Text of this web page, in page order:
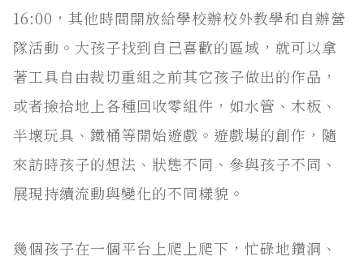
16:00，其他時間開放給學校辦校外教學和自辦營
隊活動。大孩子找到自己喜歡的區域，就可以拿
著工具自由裁切重組之前其它孩子做出的作品，
或者撿拾地上各種回收零組件，如水管、木板、
半壞玩具、鐵桶等開始遊戲。遊戲場的創作，隨
來訪時孩子的想法、狀態不同、參與孩子不同、
展現持續流動與變化的不同樣貌。
幾個孩子在一個平台上爬上爬下，忙碌地鑽洞、